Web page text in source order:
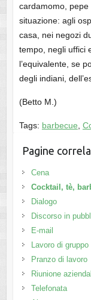
cardamomo,
situazione: agli
casa, nei negozi
tempo, negli uffici
l’equivalente, se
degli indiani,
(Betto M.)
Tags: barbecue
Pagine
Cena
Cocktail, tè,
Dialogo
Discorso in
E-mail
Lavoro di gruppo
Pranzo di lavoro
Riunione
Telefonata